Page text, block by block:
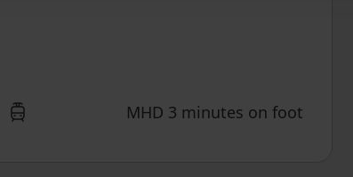
MHD 3 minutes on foot